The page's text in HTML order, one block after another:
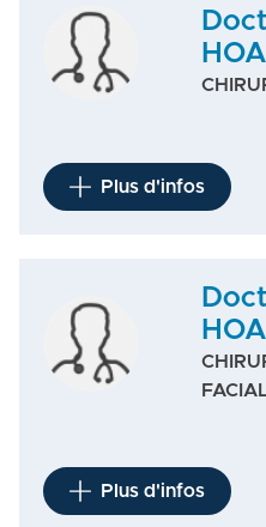
Plus d'infos
Plus d'infos